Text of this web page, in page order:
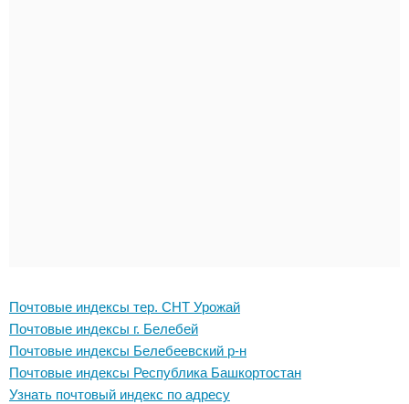
Почтовые индексы тер. СНТ Урожай
Почтовые индексы г. Белебей
Почтовые индексы Белебеевский р-н
Почтовые индексы Республика Башкортостан
Узнать почтовый индекс по адресу